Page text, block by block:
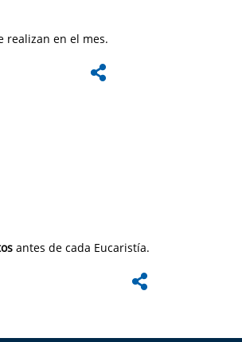
realizan en el mes.
antes de cada Eucaristía.